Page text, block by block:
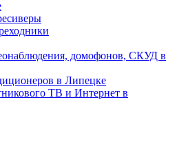
домофонов, СКУД в
в Липецке
ТВ и Интернет в